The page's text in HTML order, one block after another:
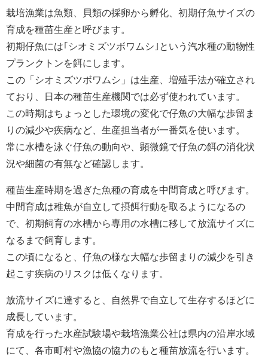
栽培漁業は魚類、貝類の採卵から孵化、初期仔魚サイズの
育成を種苗生産と呼びます。
初期仔魚には｢シオミズツボワムシ｣という汽水種の動物性
プランクトンを餌にします。
この「シオミズツボワムシ」は生産、増殖手法が確立され
ており、日本の種苗生産機関では必ず使われています。
この時期はちょっとした環境の変化で仔魚の大幅な歩留ま
りの減少や疾病など、生産担当者が一番気を使います。
常に水槽を泳ぐ仔魚の動向や、顕微鏡で仔魚の餌の消化状
況や細菌の有無など確認します。
種苗生産時期を過ぎた魚種の育成を中間育成と呼びます。
中間育成は稚魚が自立して摂餌行動を取るようになるの
で、初期飼育の水槽から専用の水槽に移して放流サイズに
なるまで飼育します。
この頃になると、仔魚の様な大幅な歩留まりの減少を引き
起こす疾病のリスクは低くなります。
放流サイズに達すると、自然界で自立して生存するほどに
成長しています。
育成を行った水産試験場や栽培漁業公社は県内の沿岸水域
にて、各市町村や漁協の協力のもと種苗放流を行います。